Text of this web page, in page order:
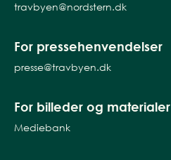
travbyen@nordstern.dk
For pressehenvendelser
presse@travbyen.dk
For billeder og materialer
Mediebank